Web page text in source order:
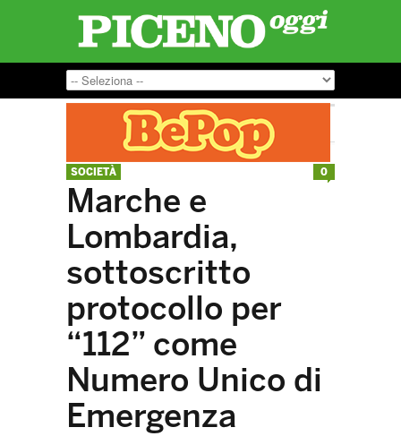
SOCIETÀ
Marche e
Lombardia,
sottoscritto
protocollo per
“112” come
Numero Unico di
Emergenza
0